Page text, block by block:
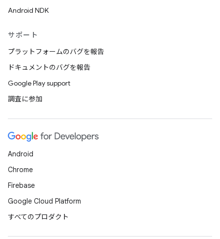
Android NDK
サポート
プラットフォームのバグを報告
ドキュメントのバグを報告
Google Play support
調査に参加
Android
Chrome
Firebase
Google Cloud Platform
すべてのプロダクト